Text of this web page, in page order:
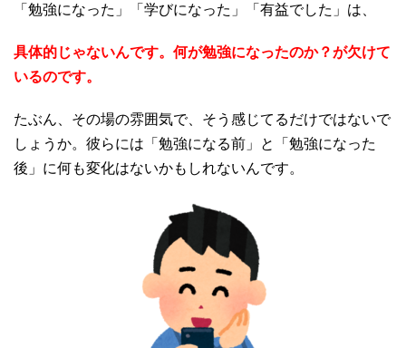
「勉強になった」「学びになった」「有益でした」は、
具体的じゃないんです。 何が勉強になったのか？が欠けて
いるのです。
たぶん、その場の雰囲気で、そう感じてるだけではないで
しょうか。彼らには「勉強になる前」と「勉強になった
後」に何も変化はないかもしれないんです。